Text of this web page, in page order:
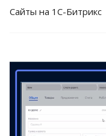
Cайты на 1С-Битрикс